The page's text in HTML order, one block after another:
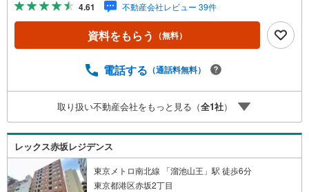
事前に鍵等の手配や内覧（居住中物件）の手配が必要な場
合がございますのでご容赦ください。■ミラカレCLUB■弊
社で売買されたお客様は、ミラカレCLUBに加入可能です。
オンラインでやりとりができます。■FPによるファイナン
どの対策をアドバイス可能です。契約前、契約後、お好き
なタイミングがご利用可能です。■税理士による無料確定申
告セミナー■住まいをご購入になったお客様に対して、住宅
ローン控除の申告方法をご案内する無料セミナーを開催し
ています。
4.61 不動産会社レビュー 39件
資料をもらう （無料）
電話する （通話料無料）
取り扱い不動産会社をもっと見る（全1社）
レックス赤坂レジデンス
東京メトロ南北線 「溜池山王」駅 徒歩6分
東京都港区赤坂2丁目